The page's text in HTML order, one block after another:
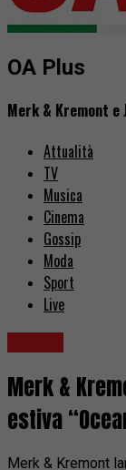
OA Plus
Merk & Kremont e
Attualità
TV
Musica
Cinema
Gossip
Moda
Sport
Live
Merk &
estiva
Merk & Kremont